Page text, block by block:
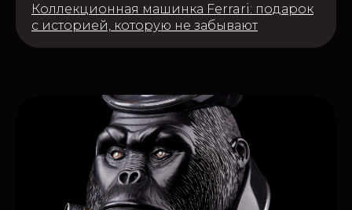
Коллекционная машинка Ferrari: подарок
с историей, которую не забывают